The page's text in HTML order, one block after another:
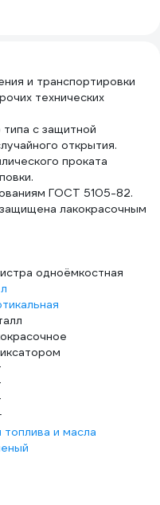
и транспортировки
технических
с защитной
открытия.
проката
ГОСТ 5105-82.
лакокрасочным
одноёмкостная
топлива и масла